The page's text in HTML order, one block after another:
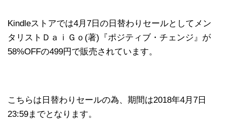
Kindleストアでは4月7日の日替わりセールとしてメン
タリストＤａｉＧｏ(著)『ポジティブ・チェンジ』が
58%OFFの499円で販売されています。
こちらは日替わりセールの為、期間は2018年4月7日
23:59までとなります。